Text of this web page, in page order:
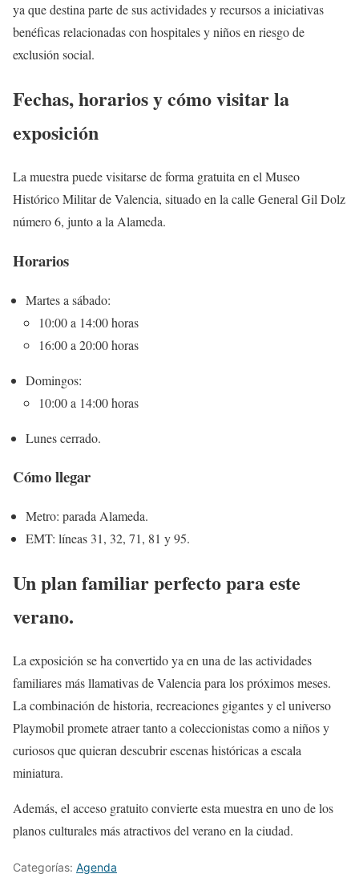
ya que destina parte de sus actividades y recursos a iniciativas
benéficas relacionadas con hospitales y niños en riesgo de
exclusión social.
Fechas, horarios y cómo visitar la
exposición
La muestra puede visitarse de forma gratuita en el Museo
Histórico Militar de Valencia, situado en la calle General Gil Dolz
número 6, junto a la Alameda.
Horarios
Martes a sábado:
10:00 a 14:00 horas
16:00 a 20:00 horas
Domingos:
10:00 a 14:00 horas
Lunes cerrado.
Cómo llegar
Metro: parada Alameda.
EMT: líneas 31, 32, 71, 81 y 95.
Un plan familiar perfecto para este
verano.
La exposición se ha convertido ya en una de las actividades
familiares más llamativas de Valencia para los próximos meses.
La combinación de historia, recreaciones gigantes y el universo
Playmobil promete atraer tanto a coleccionistas como a niños y
curiosos que quieran descubrir escenas históricas a escala
miniatura.
Además, el acceso gratuito convierte esta muestra en uno de los
planos culturales más atractivos del verano en la ciudad.
Categorías: Agenda